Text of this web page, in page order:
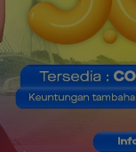
RSBP Batam
Sinergi dengan
demi Jamin
Keamanan dan
Obat